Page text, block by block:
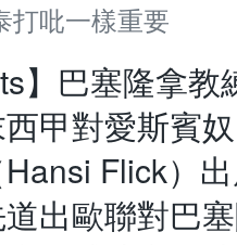
打吡一樣重要
】巴塞隆拿
甲對愛斯賓
Flick）
出歐聯對巴